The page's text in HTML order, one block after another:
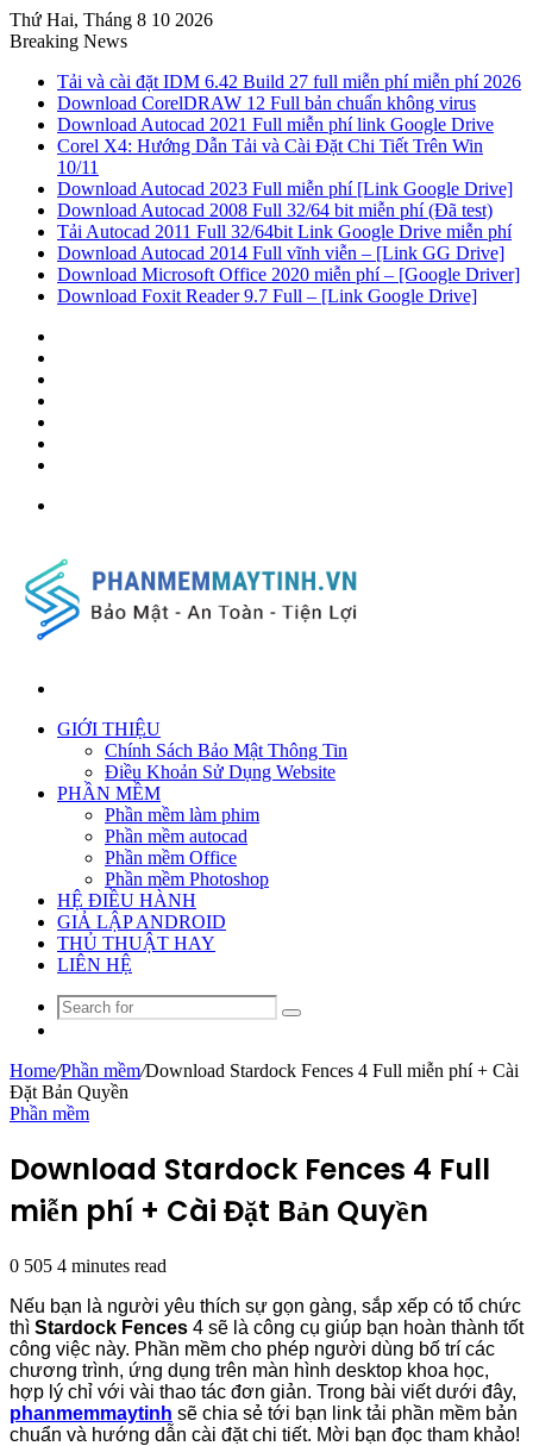
Thứ Hai, Tháng 8 10 2026
Breaking News
Tải và cài đặt IDM 6.42 Build 27 full miễn phí miễn phí 2026
Download CorelDRAW 12 Full bản chuẩn không virus
Download Autocad 2021 Full miễn phí link Google Drive
Corel X4: Hướng Dẫn Tải và Cài Đặt Chi Tiết Trên Win
10/11
Download Autocad 2023 Full miễn phí [Link Google Drive]
Download Autocad 2008 Full 32/64 bit miễn phí (Đã test)
Tải Autocad 2011 Full 32/64bit Link Google Drive miễn phí
Download Autocad 2014 Full vĩnh viễn – [Link GG Drive]
Download Microsoft Office 2020 miễn phí – [Google Driver]
Download Foxit Reader 9.7 Full – [Link Google Drive]
GIỚI THIỆU
Chính Sách Bảo Mật Thông Tin
Điều Khoản Sử Dụng Website
PHẦN MỀM
Phần mềm làm phim
Phần mềm autocad
Phần mềm Office
Phần mềm Photoshop
HỆ ĐIỀU HÀNH
GIẢ LẬP ANDROID
THỦ THUẬT HAY
LIÊN HỆ
Search
Home/Phần mềm/Download Stardock Fences 4 Full miễn phí + Cài
Đặt Bản Quyền
Phần mềm
Download Stardock Fences 4 Full
miễn phí + Cài Đặt Bản Quyền
0 505 4 minutes read
Nếu bạn là người yêu thích sự gọn gàng, sắp xếp có tổ chức
thì Stardock Fences 4 sẽ là công cụ giúp bạn hoàn thành tốt
công việc này. Phần mềm cho phép người dùng bố trí các
chương trình, ứng dụng trên màn hình desktop khoa học,
hợp lý chỉ với vài thao tác đơn giản. Trong bài viết dưới đây,
phanmemmaytinh sẽ chia sẻ tới bạn link tải phần mềm bản
chuẩn và hướng dẫn cài đặt chi tiết. Mời bạn đọc tham khảo!